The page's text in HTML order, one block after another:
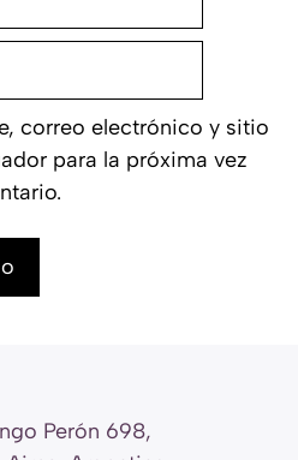
correo electrónico y sitio
para la próxima vez
Perón 698,